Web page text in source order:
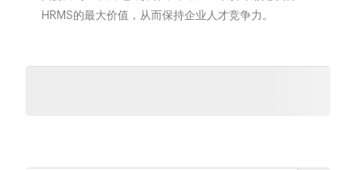
HRMS的最大价值，从而保持企业人才竞争力。